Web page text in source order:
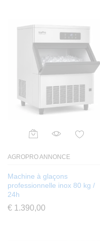
AGROPRO ANNONCE
Machine à glaçons
professionnelle inox 80 kg /
24h
€ 1.390,00